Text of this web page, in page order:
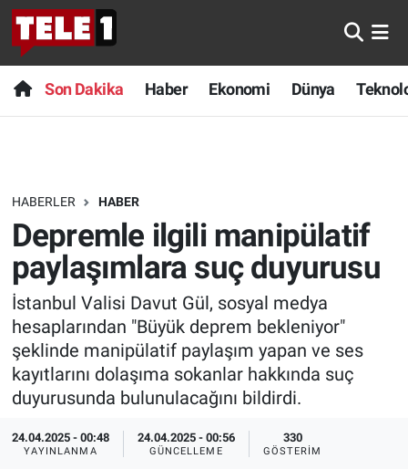
Son Dakika Haber Ekonomi Dünya
HABERLER HABER
Depremle ilgili manipülatif
paylaşımlara suç duyurusu
İstanbul Valisi Davut Gül, sosyal medya
hesaplarından "Büyük deprem bekleniyor"
şeklinde manipülatif paylaşım yapan ve ses
kayıtlarını dolaşıma sokanlar hakkında suç
duyurusunda bulunulacağını bildirdi.
24.04.2025 - 00:48
YAYINLANMA
24.04.2025 - 00:56
GÜNCELLEME
330
GÖSTERIM
Anında Manşet
Başka Sohbetler
Bilim turu
Bilim ve Teknoloji Evreni
Doğa Konuşuyor
Dünya
Ege Saati
Ege'den Esintiler
Son Dakika
Haber
Dünya
Teknoloji
Sağlık
Spor
Yayın Akışı
İletişim
Nöbetçi Eczaneler
Hava Durumu
Trafik Durumu
Süper Lig Puan Durumu ve Fikstür
Tüm Manşetler
Son Dakika Haberleri
Haber Arşivi